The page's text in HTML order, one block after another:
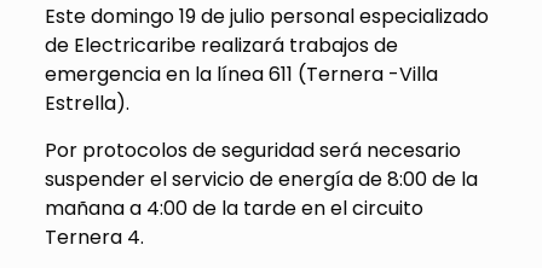
Este domingo 19 de julio personal especializado
de Electricaribe realizará trabajos de
emergencia en la línea 611 (Ternera -Villa
Estrella).
Por protocolos de seguridad será necesario
suspender el servicio de energía de 8:00 de la
mañana a 4:00 de la tarde en el circuito
Ternera 4.